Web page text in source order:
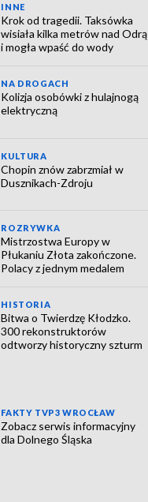
INNE
Krok od tragedii. Taksówka
wisiała kilka metrów nad Odrą
i mogła wpaść do wody
NA DROGACH
Kolizja osobówki z hulajnogą
elektryczną
KULTURA
Chopin znów zabrzmiał w
Dusznikach-Zdroju
ROZRYWKA
Mistrzostwa Europy w
Płukaniu Złota zakończone.
Polacy z jednym medalem
HISTORIA
Bitwa o Twierdzę Kłodzko.
300 rekonstruktorów
odtworzy historyczny szturm
FAKTY TVP3 WROCŁAW
Zobacz serwis informacyjny
dla Dolnego Śląska